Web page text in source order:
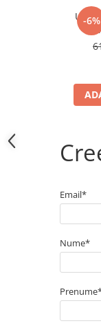
Bujii incandescente
Curea distributie
Transmisie
Kit transmisie
Busoane/inele
Bielete directie
Cap de bara
-6%
Ulei
Email*
Nume*